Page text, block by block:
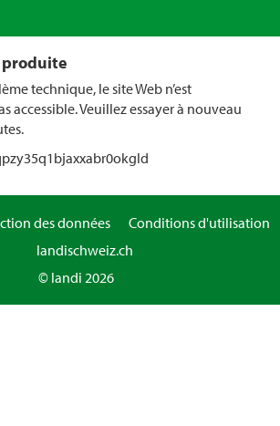
produite
technique, le site Web n’est
accessible. Veuillez essayer à nouveau
des données
Conditions d'utilisation
landischweiz.ch
© landi 2026